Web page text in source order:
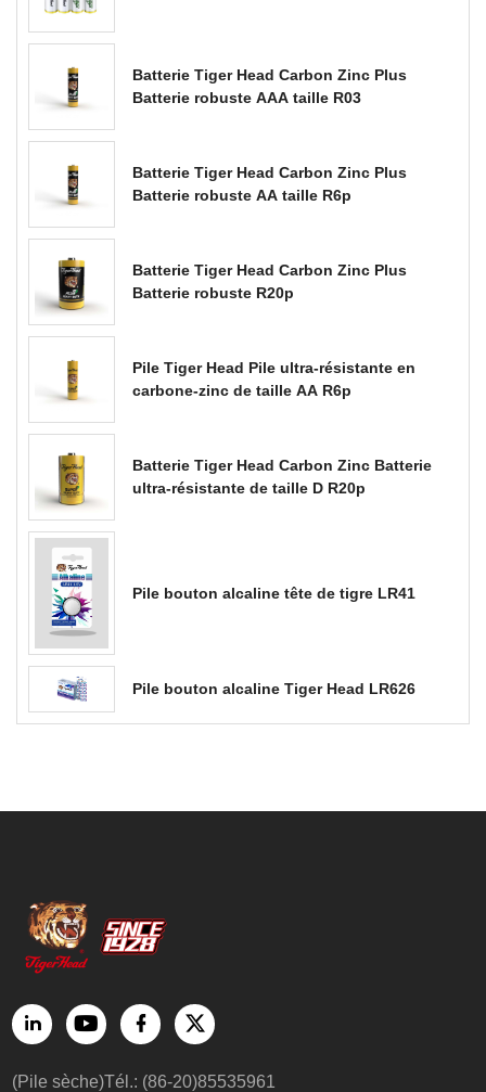
Batterie Tiger Head Carbon Zinc Plus
Batterie robuste AAA taille R03
Batterie Tiger Head Carbon Zinc Plus
Batterie robuste AA taille R6p
Batterie Tiger Head Carbon Zinc Plus
Batterie robuste R20p
Pile Tiger Head Pile ultra-résistante en
carbone-zinc de taille AA R6p
Batterie Tiger Head Carbon Zinc Batterie
ultra-résistante de taille D R20p
Pile bouton alcaline tête de tigre LR41
Pile bouton alcaline Tiger Head LR626
(Pile sèche)Tél.: (86-20)85535961